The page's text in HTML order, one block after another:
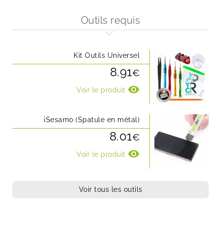
Outils requis
Kit Outils Universel
8.91€
Voir le produit visibility
iSesamo (Spatule en métal)
8.01€
Voir le produit visibility
Voir tous les outils